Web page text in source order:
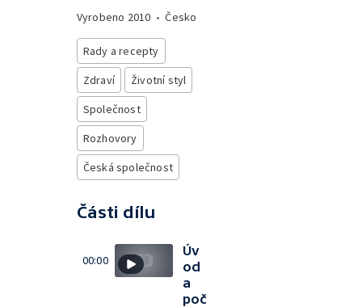
Vyrobeno 2010 •Česko
Rady a recepty
Zdraví
Životní styl
Společnost
Rozhovory
Česká společnost
Části dílu
00:00
Úv
od
a
poč